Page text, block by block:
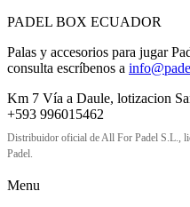
PADEL BOX ECUADOR
Palas y accesorios para jugar
consulta escríbenos a
Km 7 Vía a Daule, lotizacion
+593 996015462
Distribuidor oficial de All For Padel S.L.,
Padel.
Menu